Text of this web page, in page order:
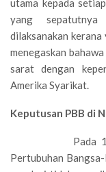
utama kepada
yang
dilaksanakan
menegaskan
sarat dengan
Amerika Syarikat.
Keputusan PBB di
Pada 12
Pertubuhan